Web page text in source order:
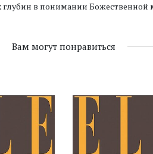
в понимании Божественной
Вам могут понравиться